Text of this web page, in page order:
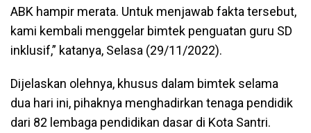
ABK hampir merata. Untuk menjawab fakta tersebut,
kami kembali menggelar bimtek penguatan guru SD
inklusif,” katanya, Selasa (29/11/2022).
Dijelaskan olehnya, khusus dalam bimtek selama
dua hari ini, pihaknya menghadirkan tenaga pendidik
dari 82 lembaga pendidikan dasar di Kota Santri.